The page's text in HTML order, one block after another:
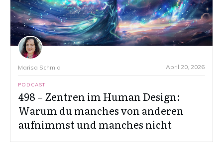
Marisa Schmid April 20, 2026
PODCAST
498 – Zentren im Human Design:
Warum du manches von anderen
aufnimmst und manches nicht